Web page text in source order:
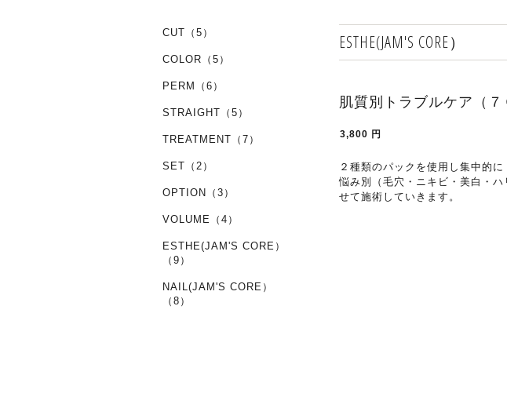
ESTHE(JAM'S CORE）
肌質別トラブルケア（７
3,800 円
２種類のパックを使用し集中的
悩み別（毛穴・ニキビ・美白・
せて施術していきます。
CUT（5）
COLOR（5）
PERM（6）
STRAIGHT（5）
TREATMENT（7）
SET（2）
OPTION（3）
VOLUME（4）
ESTHE(JAM'S CORE）
（9）
NAIL(JAM'S CORE）
（8）